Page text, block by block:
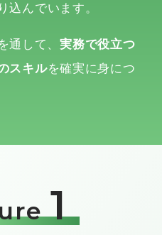
込んでいます。
通して、実務で役立つ
スキルを確実に身につ
1